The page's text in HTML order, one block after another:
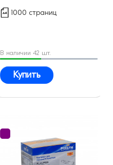
1000 страниц
В наличии 42 шт.
Купить